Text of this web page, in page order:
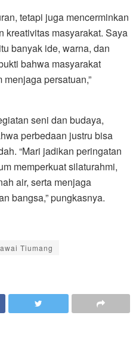
tetapi juga mencerminkan
kreativitas masyarakat. Saya
banyak ide, warna, dan
bahwa masyarakat
persatuan,”
seni dan budaya,
perbedaan justru bisa
“Mari jadikan peringatan
memperkuat silaturahmi,
air, serta menjaga
bangsa,” pungkasnya.
Tiumang